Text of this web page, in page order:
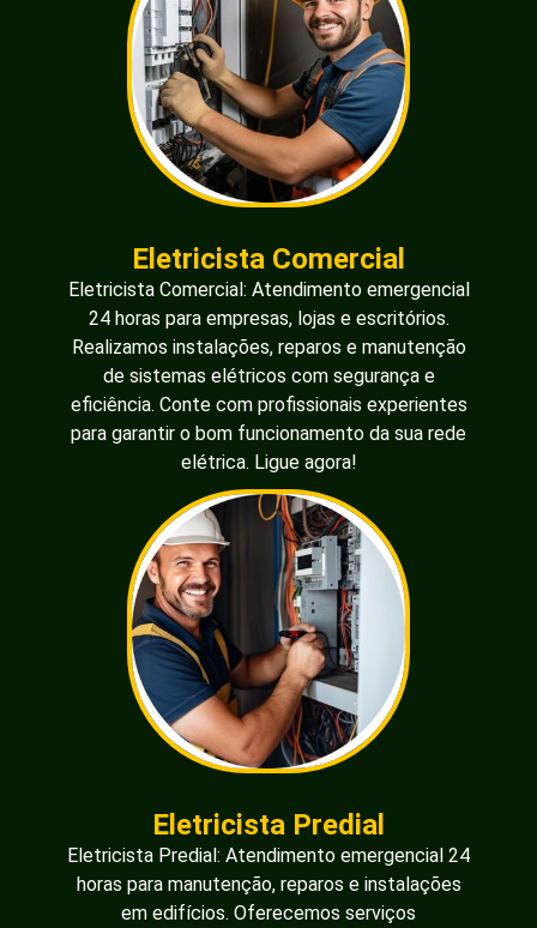
Eletricista Comercial
Eletricista Comercial: Atendimento emergencial
24 horas para empresas, lojas e escritórios.
Realizamos instalações, reparos e manutenção
de sistemas elétricos com segurança e
eficiência. Conte com profissionais experientes
para garantir o bom funcionamento da sua rede
elétrica. Ligue agora!
Eletricista Predial
Eletricista Predial: Atendimento emergencial 24
horas para manutenção, reparos e instalações
em edifícios. Oferecemos serviços